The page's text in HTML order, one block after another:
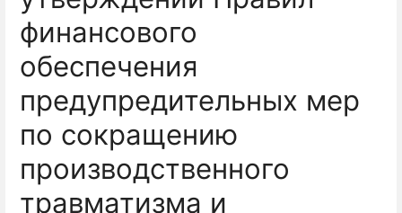
финансового
обеспечения
предупредительных мер
по сокращению
производственного
травматизма и